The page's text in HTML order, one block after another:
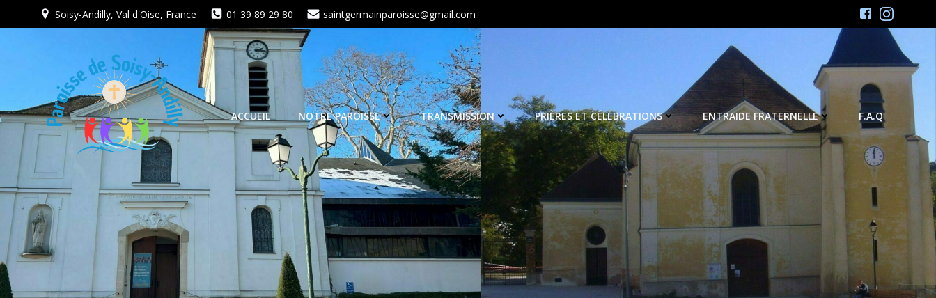
au
Soisy-Andilly, Val d'Oise, France 01 39 89 29 80 saintgermainparoisse@gmail.com
ACCUEIL NOTRE PAROISSE TRANSMISSION PRIÈRES ET CÉLÉBRATIONS ENTRAIDE FRATERNELLE F.A.Q